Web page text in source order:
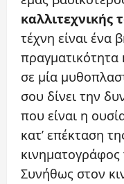
καλλιτεχνικής
τέχνη είναι
πραγματικότητα
σε μία
σου δίνει την
που είναι η
κατ’ επέκταση
κινηματογράφος
Συνήθως στον